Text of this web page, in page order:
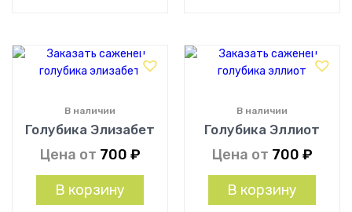
Голубика Элизабет
В наличии
Цена от 700 ₽
В корзину
Голубика Эллиот
В наличии
Цена от 700 ₽
В корзину